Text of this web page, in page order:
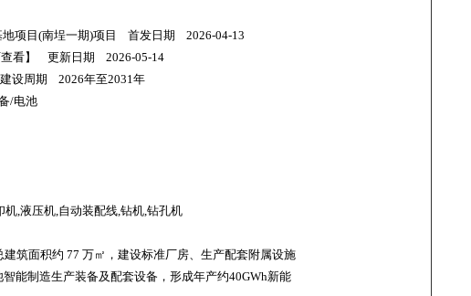
项目(南埕一期)项目 首发日期 2026-04-13
看】 更新日期 2026-05-14
周期 2026年至2031年
/电池
,液压机,自动装配线,钻机,钻孔机
筑面积约 77 万㎡，建设标准厂房、生产配套附属设施
能制造生产装备及配套设备，形成年产约40GWh新能